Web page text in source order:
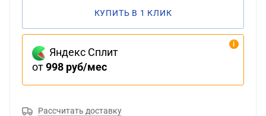
КУПИТЬ В 1 КЛИК
Яндекс Сплит
от998 руб/мес
Рассчитать доставку